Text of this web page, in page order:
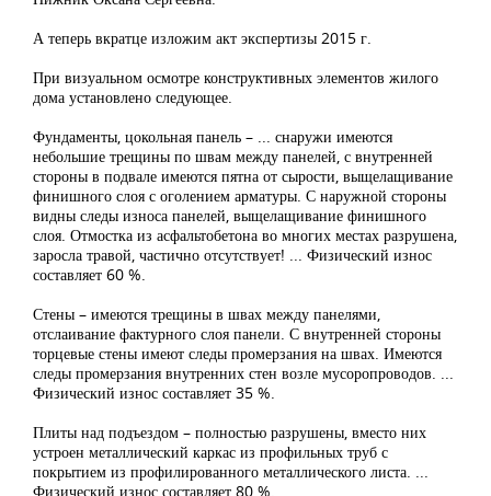
А теперь вкратце изложим акт экспертизы 2015 г.
При визуальном осмотре конструктивных элементов жилого
дома установлено следующее.
Фундаменты, цокольная панель – ... снаружи имеются
небольшие трещины по швам между панелей, с внутренней
стороны в подвале имеются пятна от сырости, выщелащивание
финишного слоя с оголением арматуры. С наружной стороны
видны следы износа панелей, выщелащивание финишного
слоя. Отмостка из асфальтобетона во многих местах разрушена,
заросла травой, частично отсутствует! ... Физический износ
составляет 60 %.
Стены – имеются трещины в швах между панелями,
отслаивание фактурного слоя панели. С внутренней стороны
торцевые стены имеют следы промерзания на швах. Имеются
следы промерзания внутренних стен возле мусоропроводов. ...
Физический износ составляет 35 %.
Плиты над подъездом – полностью разрушены, вместо них
устроен металлический каркас из профильных труб с
покрытием из профилированного металлического листа. ...
Физический износ составляет 80 %.